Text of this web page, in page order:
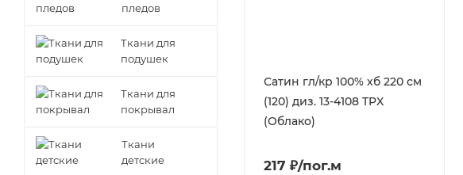
Сатин гл/кр 100% хб 220 см
(120) диз. 13-4108 TPX
(Облако)
217 ₽/пог.м
пледов
Ткани для
подушек
Ткани для
покрывал
Ткани
детские